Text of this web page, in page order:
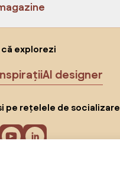
explorezi
AI designer
pe rețelele de socializare